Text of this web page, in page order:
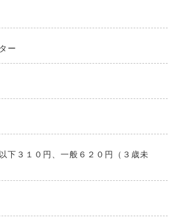
ー
下３１０円、一般６２０円（３歳未